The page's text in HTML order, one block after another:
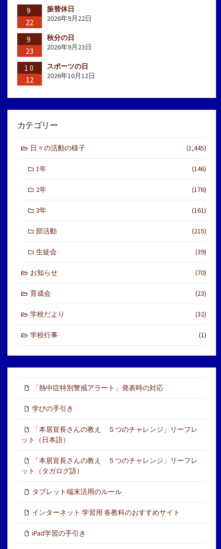
9
22
振替休日
2026年9月22日
9
23
秋分の日
2026年9月23日
10
12
スポーツの日
2026年10月12日
カテゴリー
日々の活動の様子 (1,445)
1年 (146)
2年 (176)
3年 (161)
部活動 (215)
生徒会 (39)
お知らせ (70)
育成会 (23)
学校だより (32)
学校行事 (1)
「熱中症特別警戒アラート」発表時の対応
学びの手引き
「本居宣長さんの教え ５つのチャレンジ」リーフレ
ット（日本語）
「本居宣長さんの教え ５つのチャレンジ」リーフレ
ット（タガログ語）
タブレット端末活用のルール
インターネット 学習用 各教科のおすすめサイト
iPad学習の手引き